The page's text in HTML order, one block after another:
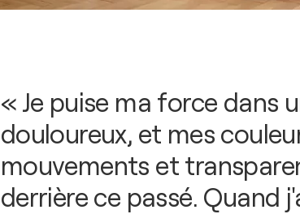
« Je puise ma force dans
douloureux, et mes
mouvements et
derrière ce passé. Quand